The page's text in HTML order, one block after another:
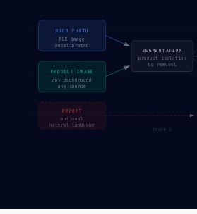
ROOM PHOTO
RGB image
uncalibrated
PRODUCT IMAGE
any background
any source
PROMPT
optional
natural language
SEGMENTATION
product isolation
bg removal
ÉTAPE 1